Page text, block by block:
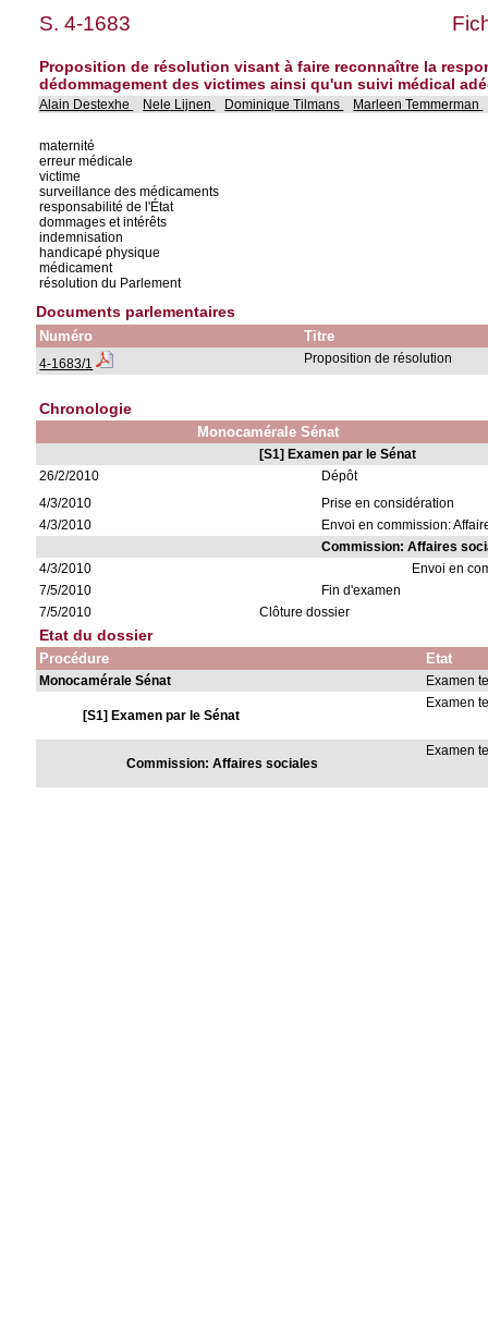
S. 4-1683
Proposition de résolution visant à faire reconnaître la
dédommagement des victimes ainsi qu'un suivi médical
Alain Destexhe Nele Lijnen Dominique Tilmans Marleen Temmerman
maternité
erreur médicale
victime
surveillance des médicaments
responsabilité de l'État
dommages et intérêts
indemnisation
handicapé physique
médicament
résolution du Parlement
Documents parlementaires
Numéro Titre
4-1683/1 Proposition de résolution
Chronologie
Monocamérale Sénat
[S1] Examen par le Sénat
26/2/2010
Dépôt
4/3/2010
Prise en considération
4/3/2010
Envoi en commission:
Commission: Affaires
4/3/2010
Envoi en
7/5/2010
Fin d'examen
7/5/2010
Clôture dossier
Etat du dossier
Procédure Etat
Monocamérale Sénat Examen
[S1] Examen par le Sénat
Examen
Commission: Affaires sociales
Examen